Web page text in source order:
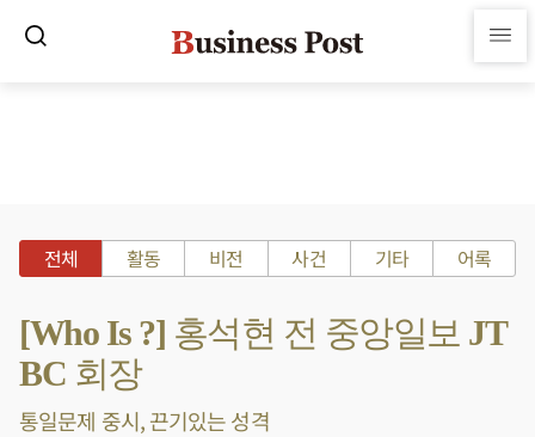
전체 활동 비전 사건 기타 어록
[Who Is ?] 홍석현 전 중앙일보 JT
BC 회장
통일문제 중시, 끈기있는 성격